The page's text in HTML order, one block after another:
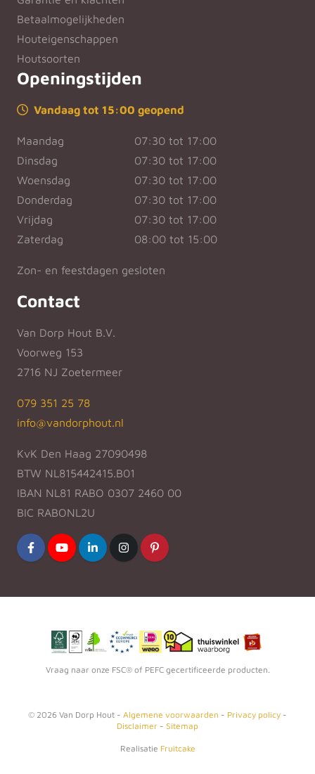
Betaalmogelijkheden
Houteigenschappen
Houtsoorten
Openingstijden
Vandaag tot 15:00 geopend
Maandag
07:30 tot 17:00
Dinsdag
07:30 tot 17:00
Woensdag
07:30 tot 17:00
Donderdag
07:30 tot 17:00
Vrijdag
07:30 tot 17:00
Zaterdag
08:00 tot 15:00
Zon- en feestdagen gesloten
Contact
Van Dorp Hout B.V.
Voorweg 153
2716 NJ Zoetermeer
079 351 25 78
info@vandorphout.nl
KvK Den Haag 27090498
BTW NL815442415.B01
IBAN NL81 RABO 0307 2460 00
BIC RABONL2U
Vraag naar onze FSC® of PEFC gecertificeerde producten.
© 2026 Van Dorp Hout - Algemene voorwaarden - Privacy policy -
Disclaimer - Sitemap
Realisatie Fruitcake